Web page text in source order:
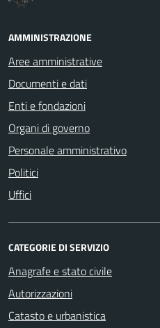
AMMINISTRAZIONE
Aree amministrative
Documenti e dati
Enti e fondazioni
Organi di governo
Personale amministrativo
Politici
Uffici
CATEGORIE DI SERVIZIO
Anagrafe e stato civile
Autorizzazioni
Catasto e urbanistica